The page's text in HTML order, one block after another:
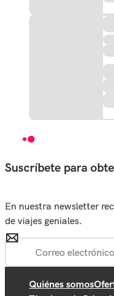
Suscríbete para
En nuestra newsletter
de viajes geniales.
Quiénes somos